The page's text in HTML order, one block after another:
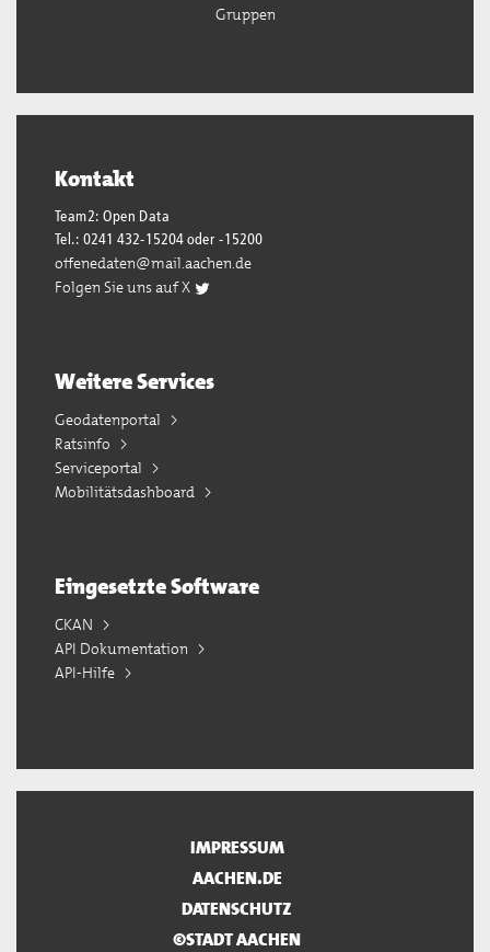
Gruppen
Kontakt
Team2: Open Data
Tel.: 0241 432-15204 oder -15200
offenedaten@mail.aachen.de
Folgen Sie uns auf X
Weitere Services
Geodatenportal
Ratsinfo
Serviceportal
Mobilitätsdashboard
Eingesetzte Software
CKAN
API Dokumentation
API-Hilfe
IMPRESSUM
AACHEN.DE
DATENSCHUTZ
©STADT AACHEN